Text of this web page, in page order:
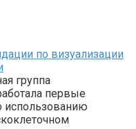
по визуализации
группа
первые
использованию